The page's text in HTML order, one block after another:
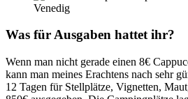
Was für Ausgaben hattet ihr?
Wenn man nicht gerade einen 8€
kann man meines Erachtens nach sehr
12 Tagen für Stellplätze, Vignetten,